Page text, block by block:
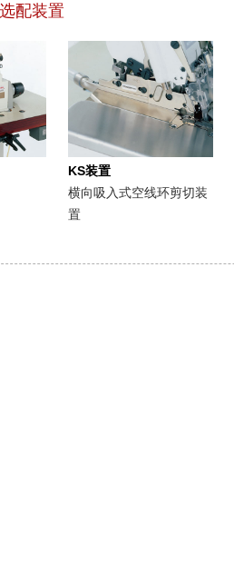
配装置
KS装置
横向吸入式空线环剪切装
置